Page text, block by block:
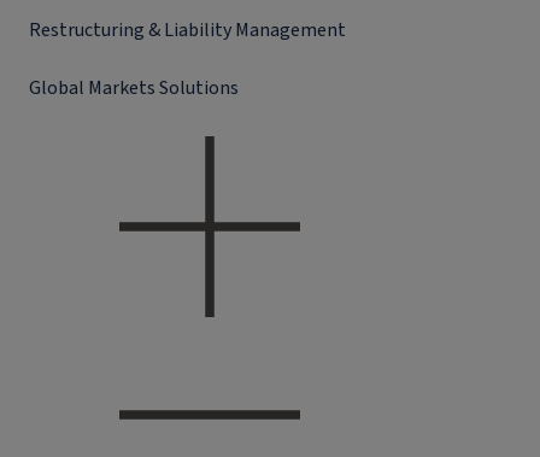
Restructuring & Liability Management
Global Markets Solutions